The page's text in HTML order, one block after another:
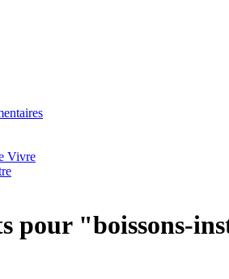
Vivre
pour "boissons-